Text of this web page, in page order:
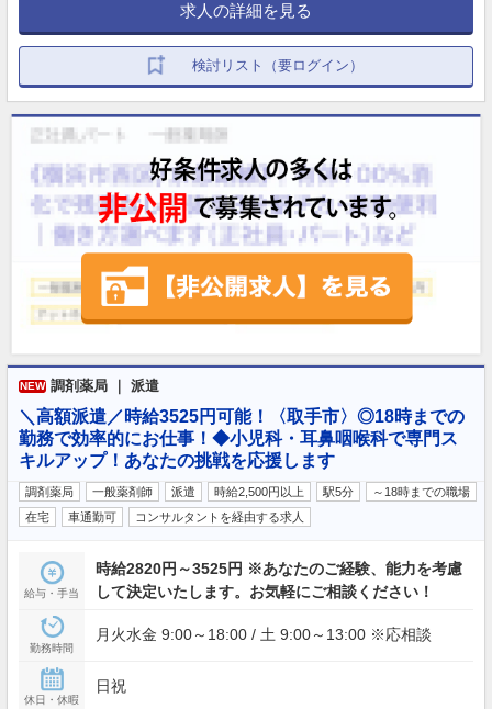
求人の詳細を見る
検討リスト（要ログイン）
NEW 調剤薬局 ｜ 派遣
＼高額派遣／時給3525円可能！〈取手市〉◎18時までの
勤務で効率的にお仕事！◆小児科・耳鼻咽喉科で専門ス
キルアップ！あなたの挑戦を応援します
調剤薬局 一般薬剤師 派遣 時給2,500円以上 駅5分
～18時までの職場
在宅
車通勤可 コンサルタントを経由する求人
給与・手当
時給2820円～3525円 ※あなたのご経験、能力を考慮
して決定いたします。お気軽にご相談ください！
勤務時間
月火水金 9:00～18:00 / 土 9:00～13:00 ※応相談
休日・休暇
日祝